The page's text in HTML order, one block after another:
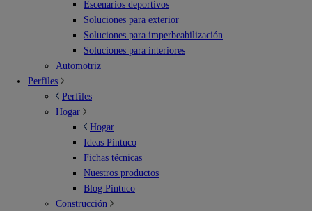
Escenarios deportivos
Soluciones para exterior
Soluciones para imperbeabilización
Soluciones para interiores
Automotriz
Perfiles
Perfiles
Hogar
Hogar
Ideas Pintuco
Fichas técnicas
Nuestros productos
Blog Pintuco
Construcción